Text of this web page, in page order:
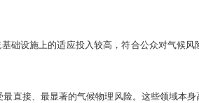
础设施上的适应投入较高，符合公众对气候
直接、最显著的气候物理风险。这些领域本